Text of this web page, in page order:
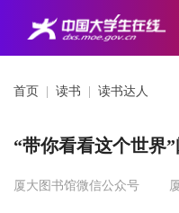
首页 读书 读书达人
“带你看看这个世界
厦大图书馆微信公众号